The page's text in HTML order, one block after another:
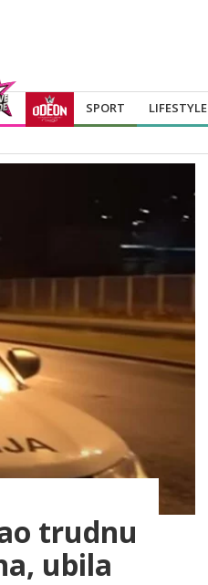
SPORT LIFESTYLE
trudnu
ubila